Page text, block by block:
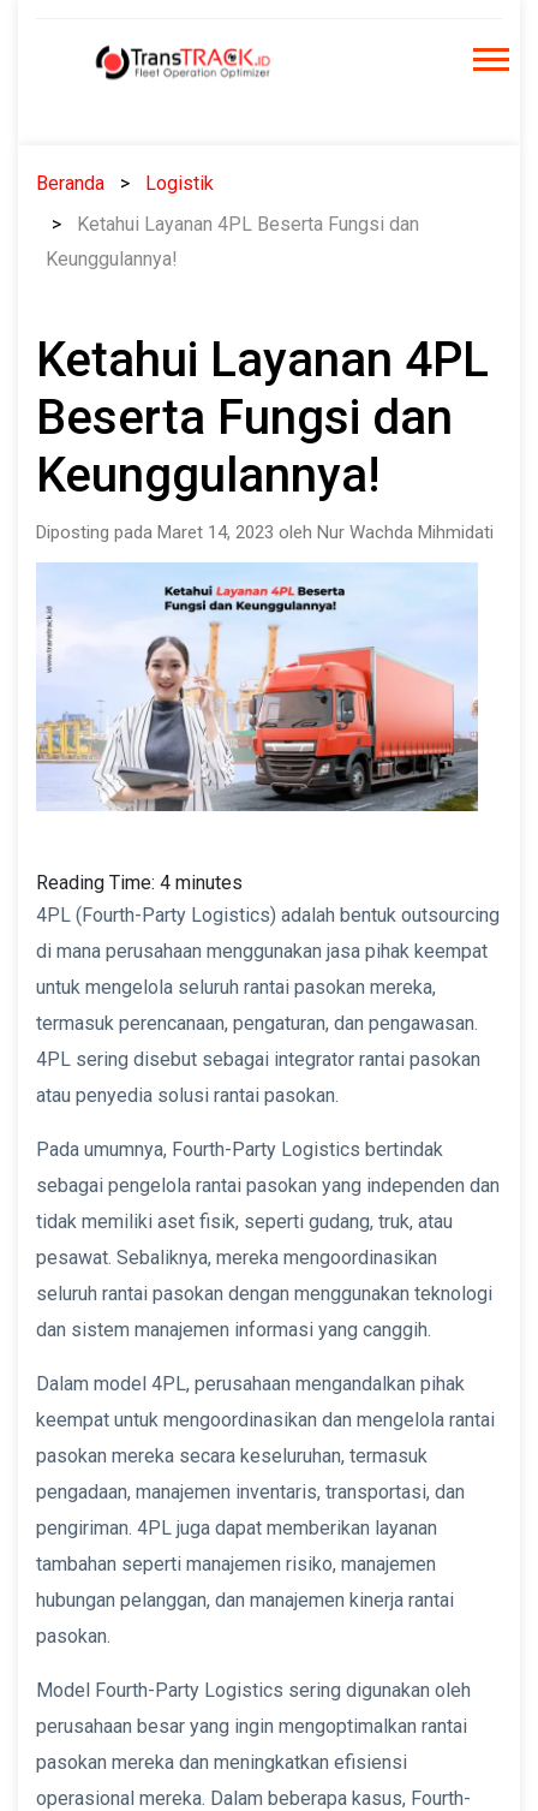
Beranda
Logistik
Ketahui Layanan 4PL Beserta Fungsi dan
Keunggulannya!
Ketahui Layanan 4PL
Beserta Fungsi dan
Keunggulannya!
Diposting pada Maret 14, 2023 oleh Nur Wachda Mihmidati
Reading Time: 4 minutes
4PL (Fourth-Party Logistics) adalah bentuk outsourcing
di mana perusahaan menggunakan jasa pihak keempat
untuk mengelola seluruh rantai pasokan mereka,
termasuk perencanaan, pengaturan, dan pengawasan.
4PL sering disebut sebagai integrator rantai pasokan
atau penyedia solusi rantai pasokan.
Pada umumnya, Fourth-Party Logistics bertindak
sebagai pengelola rantai pasokan yang independen dan
tidak memiliki aset fisik, seperti gudang, truk, atau
pesawat. Sebaliknya, mereka mengoordinasikan
seluruh rantai pasokan dengan menggunakan teknologi
dan sistem manajemen informasi yang canggih.
Dalam model 4PL, perusahaan mengandalkan pihak
keempat untuk mengoordinasikan dan mengelola rantai
pasokan mereka secara keseluruhan, termasuk
pengadaan, manajemen inventaris, transportasi, dan
pengiriman. 4PL juga dapat memberikan layanan
tambahan seperti manajemen risiko, manajemen
hubungan pelanggan, dan manajemen kinerja rantai
pasokan.
Model Fourth-Party Logistics sering digunakan oleh
perusahaan besar yang ingin mengoptimalkan rantai
pasokan mereka dan meningkatkan efisiensi
operasional mereka. Dalam beberapa kasus, Fourth-